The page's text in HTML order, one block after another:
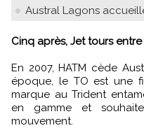
Austral Lagons
Cinq après, Jet tours
En 2007, HATM cède
époque, le TO est une
marque au Trident
en gamme et
mouvement.